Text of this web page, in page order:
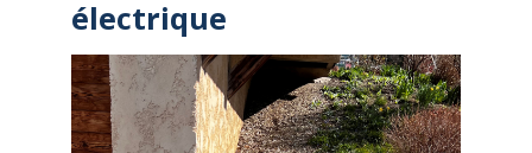
électrique